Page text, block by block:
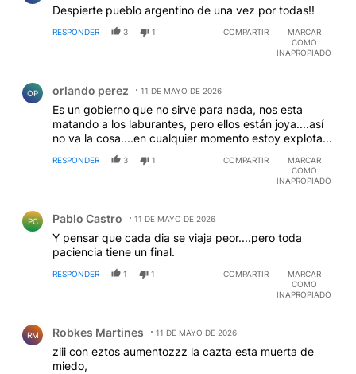
Despierte pueblo argentino de una vez por todas!!
RESPONDER 3 1 COMPARTIR
MARCAR
COMO
INAPROPIADO
OP orlando perez 11 DE MAYO DE 2026
Es un gobierno que no sirve para nada, nos esta
matando a los laburantes, pero ellos están joya....así
no va la cosa....en cualquier momento estoy explota...
RESPONDER 3 1 COMPARTIR
MARCAR
COMO
INAPROPIADO
PC Pablo Castro 11 DE MAYO DE 2026
Y pensar que cada dia se viaja peor....pero toda
paciencia tiene un final.
RESPONDER 1 1 COMPARTIR
MARCAR
COMO
INAPROPIADO
RM Robkes Martines 11 DE MAYO DE 2026
ziii con eztos aumentozzz la cazta esta muerta de
miedo,